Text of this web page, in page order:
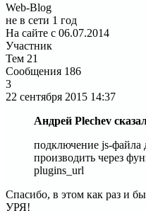
Web-Blog
не в сети 1 год
На сайте с 06.07.2014
Участник
Тем 21
Сообщения 186
3
22 сентября 2015 14:37
Андрей Plechev
подключение js-файла
производить через
plugins_url
Спасибо, в этом как раз и
УРЯ!